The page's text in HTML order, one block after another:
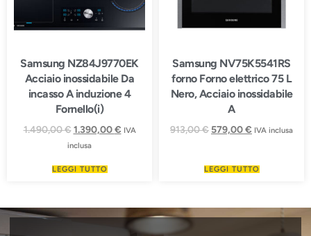
Samsung NZ84J9770EK
Acciaio inossidabile Da
incasso A induzione 4
Fornello(i)
1.490,00€ 1.390,00€ IVA
inclusa
LEGGI TUTTO
Samsung NV75K5541RS
forno Forno elettrico 75 L
Nero, Acciaio inossidabile
A
913,00€ 579,00€ IVA inclusa
LEGGI TUTTO